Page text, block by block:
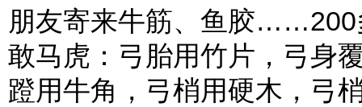
朋友寄来牛筋、鱼胶……200
敢马虎：弓胎用竹片，弓身
蹬用牛角，弓梢用硬木，